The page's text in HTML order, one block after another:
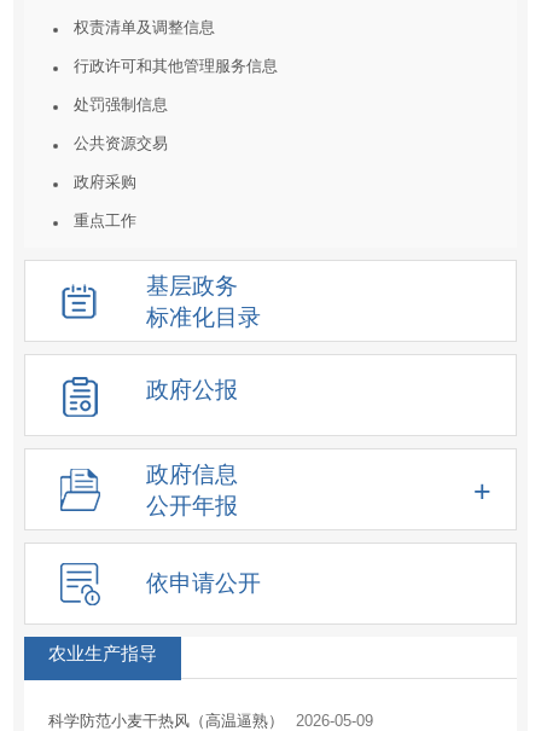
权责清单及调整信息
行政许可和其他管理服务信息
处罚强制信息
公共资源交易
政府采购
重点工作
统计数据及解读
重大决策预公开
建议提案结果公开
人事信息
重大项目
价格收费
重大民生信息
新闻发布会
化解过剩产能工作信息
降低要素成本信息
征地信息
房屋征收
土地供应
基层政务
标准化目录
政府公报
政府信息
公开年报
依申请公开
农业生产指导
科学防范小麦干热风（高温逼熟） 2026-05-09